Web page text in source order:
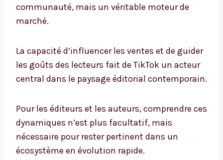
communauté, mais un véritable moteur de
marché.
La capacité d’influencer les ventes et de guider
les goûts des lecteurs fait de TikTok un acteur
central dans le paysage éditorial contemporain.
Pour les éditeurs et les auteurs, comprendre ces
dynamiques n’est plus facultatif, mais
nécessaire pour rester pertinent dans un
écosystème en évolution rapide.